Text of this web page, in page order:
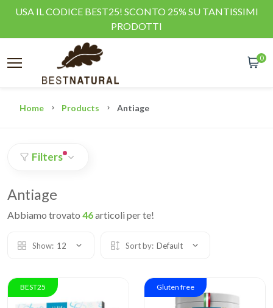
USA IL CODICE BEST25! SCONTO 25% SU TANTISSIMI
PRODOTTI
0
Home Products Antiage
Filters
Antiage
Abbiamo trovato 46articoli per te!
Show: 12 Sort by: Default
BEST25 Gluten free